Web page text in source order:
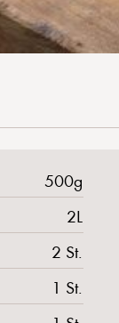
500g
2L
2 St.
1 St.